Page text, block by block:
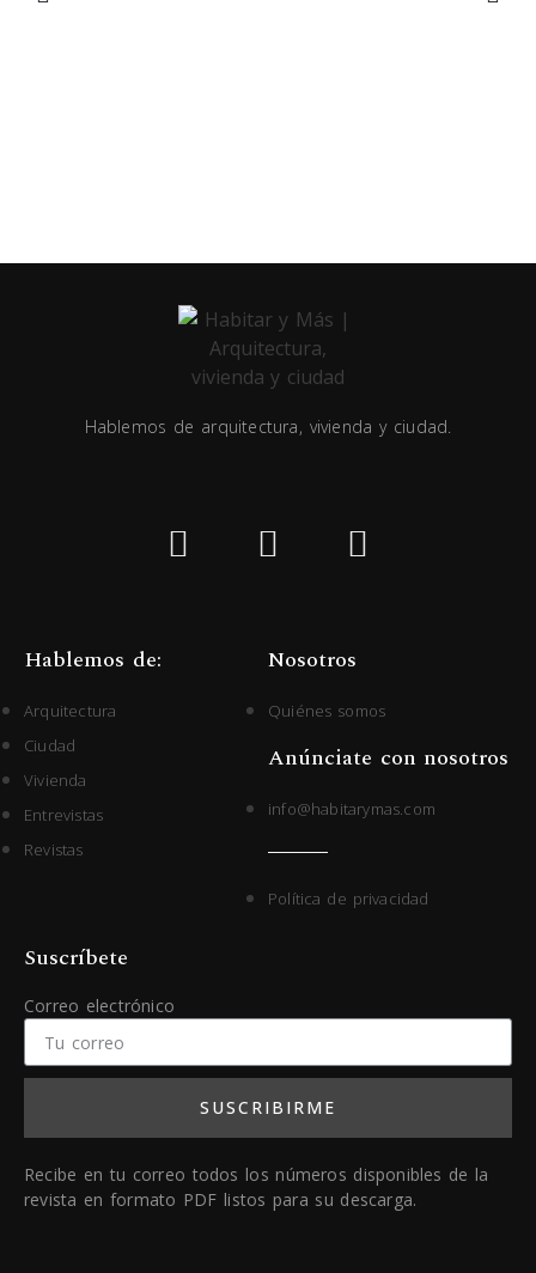
Hablemos de arquitectura, vivienda y ciudad.
Hablemos de:
Arquitectura
Ciudad
Vivienda
Entrevistas
Revistas
Nosotros
Quiénes somos
Anúnciate con nosotros
info@habitarymas.com
Política de privacidad
Suscríbete
Correo electrónico
SUSCRIBIRME
Recibe en tu correo todos los números disponibles de la
revista en formato PDF listos para su descarga.